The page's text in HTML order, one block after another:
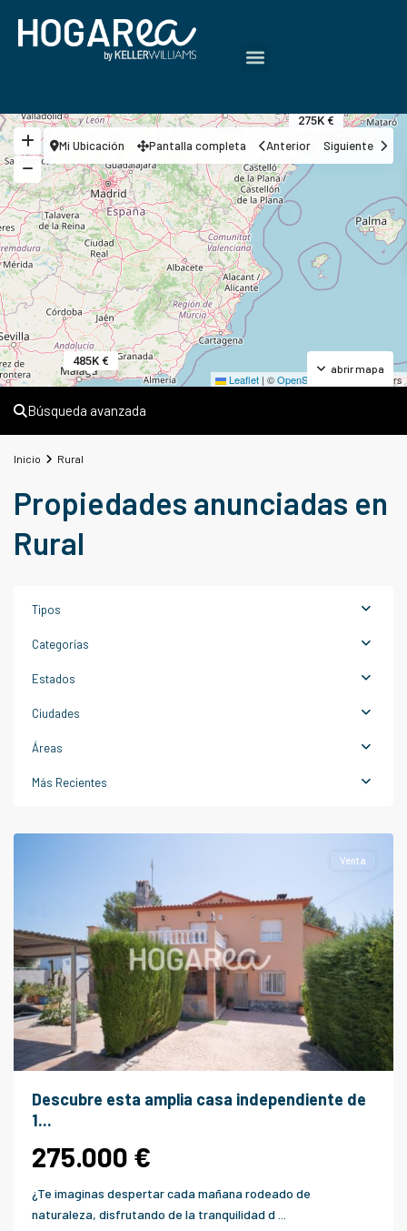
485K €
275K €
Leaflet | ©OpenStreetMap contributors
abrir mapa
Mi Ubicación Pantalla completa Anterior Siguiente
Búsqueda avanzada
Inicio Rural
Propiedades anunciadas en
Rural
Tipos
Categorías
Estados
Ciudades
Áreas
Más Recientes
Venta
Descubre esta amplia casa independiente de
1...
275.000 €
¿Te imaginas despertar cada mañana rodeado de
naturaleza, disfrutando de la tranquilidad d